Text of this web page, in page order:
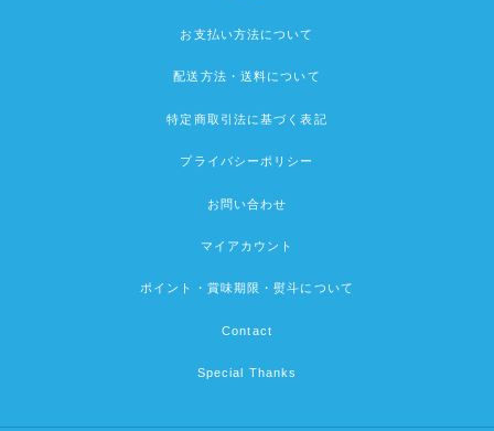
お支払い方法について
配送方法・送料について
特定商取引法に基づく表記
プライバシーポリシー
お問い合わせ
マイアカウント
ポイント・賞味期限・熨斗について
Contact
Special Thanks